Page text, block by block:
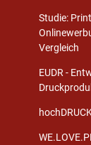
Studie:
Vergleich
EUDR -